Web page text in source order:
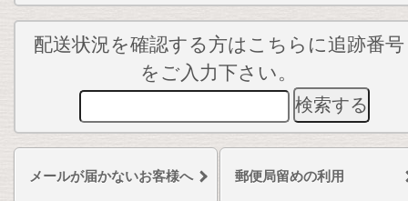
配送状況を確認する方はこちらに追跡番号
をご入力下さい。
メールが届かないお客様へ 郵便局留めの利用